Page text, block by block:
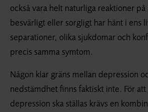
också vara helt naturliga reaktioner
besvärligt eller sorgligt har hänt i ens
separationer, olika sjukdomar och
precis samma symtom.
Någon klar gräns mellan depression
nedstämdhet finns faktiskt inte. För
depression ska ställas krävs en